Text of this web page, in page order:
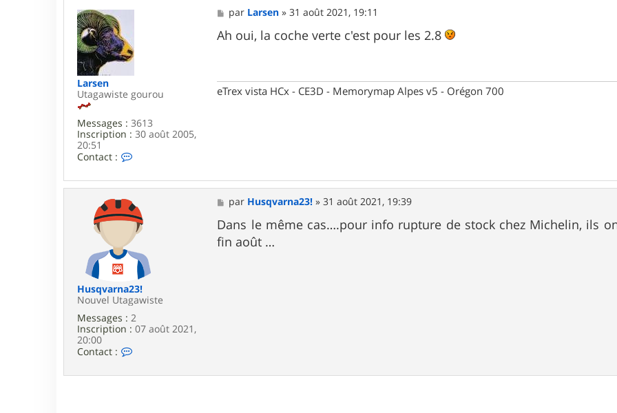
a
r
i
i
'
s
Larsen
Utagawiste gourou
Messages : 3613
Inscription : 30 août 2005,
20:51
Contact :
t
c
t
e
L
a
r
s
e
M
e
s
s
par Larsen »31 août 2021, 19:11
Ah oui, la coche verte c'est pour les 2.8
eTrex vista HCx - CE3D - Memorymap Alpes v5 - Orégon 700
Husqvarna23!
Nouvel Utagawiste
Messages : 2
Inscription : 07 août 2021,
20:00
Contact :
M
e
s
s
a
par Husqvarna23! »31 août 2021, 19:39
Dans le même cas….pour info rupture de stock chez Michelin, ils
fin août …